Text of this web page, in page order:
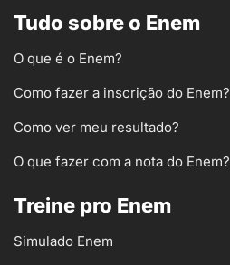
Tudo sobre o Enem
O que é o Enem?
Como fazer a inscrição do Enem?
Como ver meu resultado?
O que fazer com a nota do Enem?
Treine pro Enem
Simulado Enem